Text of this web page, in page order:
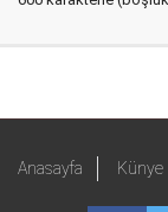
Anasayfa Künye